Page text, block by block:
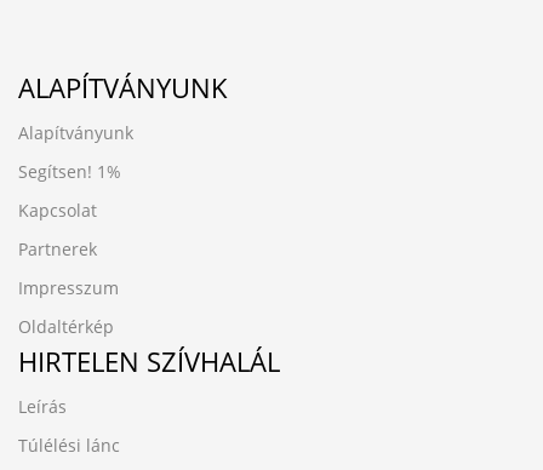
ALAPÍTVÁNYUNK
Alapítványunk
Segítsen! 1%
Kapcsolat
Partnerek
Impresszum
Oldaltérkép
HIRTELEN SZÍVHALÁL
Leírás
Túlélési lánc